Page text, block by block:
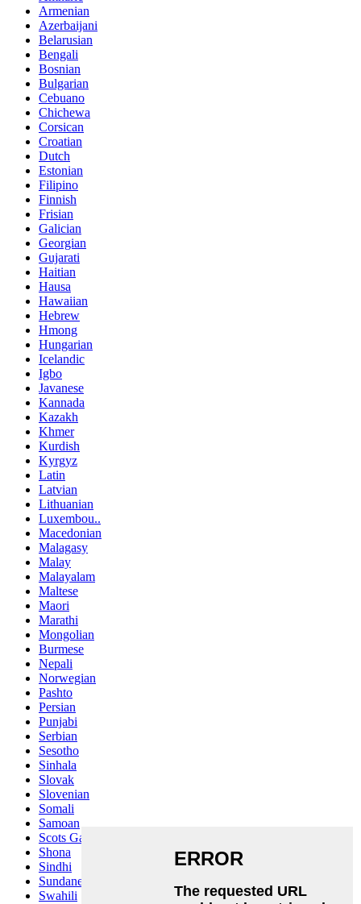
Armenian
Azerbaijani
Belarusian
Bengali
Bosnian
Bulgarian
Cebuano
Chichewa
Corsican
Croatian
Dutch
Estonian
Filipino
Finnish
Frisian
Galician
Georgian
Gujarati
Haitian
Hausa
Hawaiian
Hebrew
Hmong
Hungarian
Icelandic
Igbo
Javanese
Kannada
Kazakh
Khmer
Kurdish
Kyrgyz
Latin
Latvian
Lithuanian
Luxembou..
Macedonian
Malagasy
Malay
Malayalam
Maltese
Maori
Marathi
Mongolian
Burmese
Nepali
Norwegian
Pashto
Persian
Punjabi
Serbian
Sesotho
Sinhala
Slovak
Slovenian
Somali
Samoan
Scots Gaelic
Shona
Sindhi
Sundanese
Swahili